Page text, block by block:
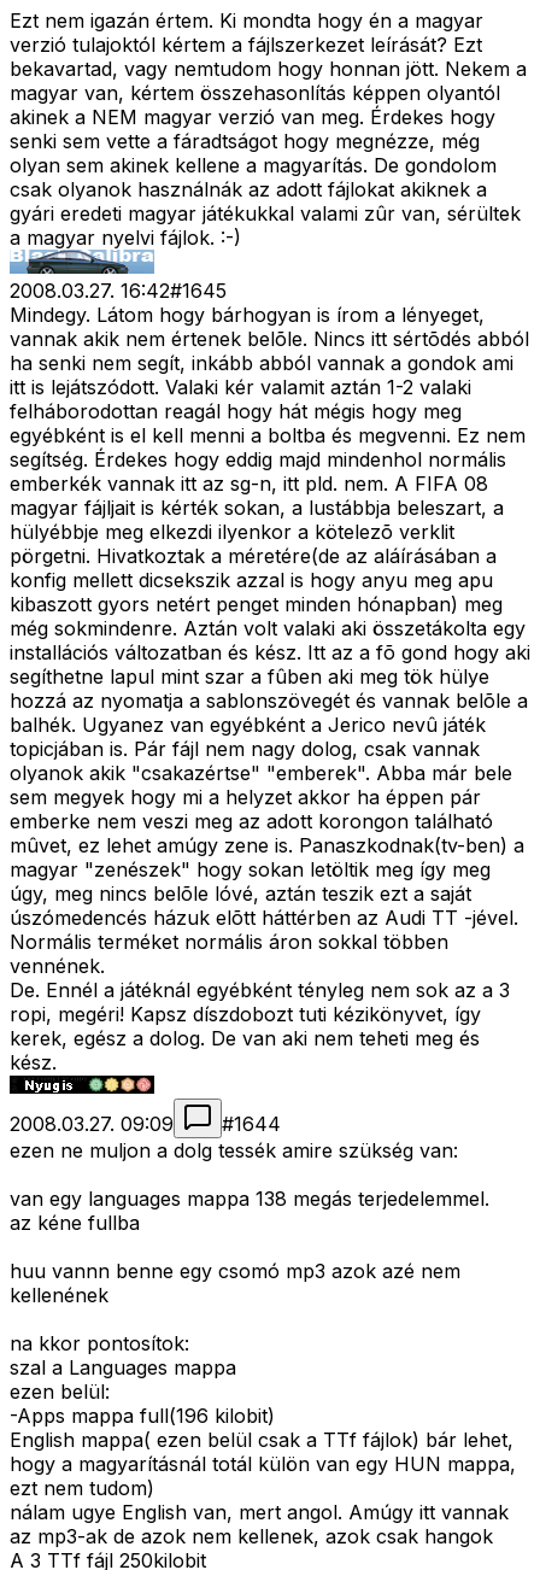
Ezt nem igazán értem. Ki mondta hogy én a magyar
verzió tulajoktól kértem a fájlszerkezet leírását? Ezt
bekavartad, vagy nemtudom hogy honnan jött. Nekem a
magyar van, kértem összehasonlítás képpen olyantól
akinek a NEM magyar verzió van meg. Érdekes hogy
senki sem vette a fáradtságot hogy megnézze, még
olyan sem akinek kellene a magyarítás. De gondolom
csak olyanok használnák az adott fájlokat akiknek a
gyári eredeti magyar játékukkal valami zûr van, sérültek
a magyar nyelvi fájlok. :-)
2008.03.27. 16:42#1645
Mindegy. Látom hogy bárhogyan is írom a lényeget,
vannak akik nem értenek belõle. Nincs itt sértõdés abból
ha senki nem segít, inkább abból vannak a gondok ami
itt is lejátszódott. Valaki kér valamit aztán 1-2 valaki
felháborodottan reagál hogy hát mégis hogy meg
egyébként is el kell menni a boltba és megvenni. Ez nem
segítség. Érdekes hogy eddig majd mindenhol normális
emberkék vannak itt az sg-n, itt pld. nem. A FIFA 08
magyar fájljait is kérték sokan, a lustábbja beleszart, a
hülyébbje meg elkezdi ilyenkor a kötelezõ verklit
pörgetni. Hivatkoztak a méretére(de az aláírásában a
konfig mellett dicsekszik azzal is hogy anyu meg apu
kibaszott gyors netért penget minden hónapban) meg
még sokmindenre. Aztán volt valaki aki összetákolta egy
installációs változatban és kész. Itt az a fõ gond hogy aki
segíthetne lapul mint szar a fûben aki meg tök hülye
hozzá az nyomatja a sablonszövegét és vannak belõle a
balhék. Ugyanez van egyébként a Jerico nevû játék
topicjában is. Pár fájl nem nagy dolog, csak vannak
olyanok akik "csakazértse" "emberek". Abba már bele
sem megyek hogy mi a helyzet akkor ha éppen pár
emberke nem veszi meg az adott korongon található
mûvet, ez lehet amúgy zene is. Panaszkodnak(tv-ben) a
magyar "zenészek" hogy sokan letöltik meg így meg
úgy, meg nincs belõle lóvé, aztán teszik ezt a saját
úszómedencés házuk elõtt háttérben az Audi TT -jével.
Normális terméket normális áron sokkal többen
vennének.
De. Ennél a játéknál egyébként tényleg nem sok az a 3
ropi, megéri! Kapsz díszdobozt tuti kézikönyvet, így
kerek, egész a dolog. De van aki nem teheti meg és
kész.
2008.03.27. 09:09 #1644
ezen ne muljon a dolg tessék amire szükség van:
van egy languages mappa 138 megás terjedelemmel.
az kéne fullba
huu vannn benne egy csomó mp3 azok azé nem
kellenének
na kkor pontosítok:
szal a Languages mappa
ezen belül:
-Apps mappa full(196 kilobit)
English mappa( ezen belül csak a TTf fájlok) bár lehet,
hogy a magyarításnál totál külön van egy HUN mappa,
ezt nem tudom)
nálam ugye English van, mert angol. Amúgy itt vannak
az mp3-ak de azok nem kellenek, azok csak hangok
A 3 TTf fájl 250kilobit